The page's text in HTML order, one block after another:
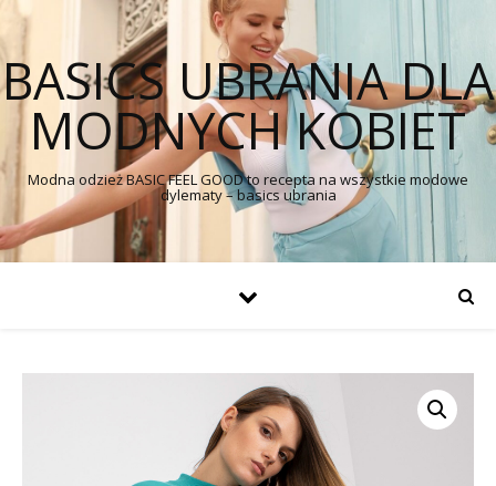
BASICS UBRANIA DLA
MODNYCH KOBIET
Modna odzież BASIC FEEL GOOD to recepta na wszystkie modowe
dylematy – basics ubrania